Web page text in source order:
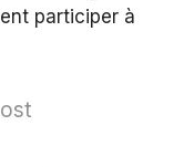
participer à